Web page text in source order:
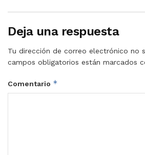
Deja una respuesta
Tu dirección de correo electrónico no
campos obligatorios están marcados
Comentario *